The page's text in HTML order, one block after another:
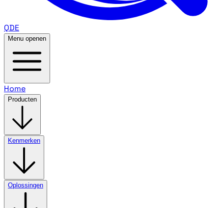
QDE
Menu openen
Home
Producten
Kenmerken
Oplossingen